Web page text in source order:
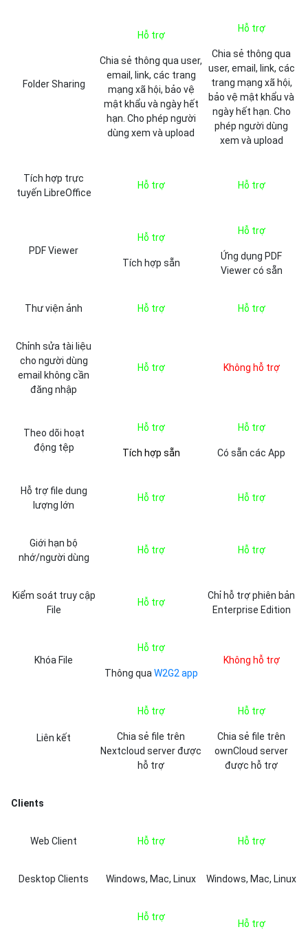
Folder Sharing
Hỗ trợ
Chia sẻ thông qua user,
email, link, các trang
mạng xã hội, bảo vệ
mật khẩu và ngày hết
hạn. Cho phép người
dùng xem và upload
Hỗ trợ
Chia sẻ thông qua
user, email, link, các
trang mạng xã hội,
bảo vệ mật khẩu và
ngày hết hạn. Cho
phép người dùng
xem và upload
Tích hợp trực
tuyến LibreOffice
Hỗ trợ Hỗ trợ
PDF Viewer
Hỗ trợ
Tích hợp sẵn
Hỗ trợ
Ứng dụng PDF
Viewer có sẵn
Thư viện ảnh Hỗ trợ Hỗ trợ
Chỉnh sửa tài liệu
cho người dùng
email không cần
đăng nhập
Hỗ trợ Không hỗ trợ
Theo dõi hoạt
động tệp
Hỗ trợ
Tích hợp sẵn
Hỗ trợ
Có sẵn các App
Hỗ trợ file dung
lượng lớn
Hỗ trợ Hỗ trợ
Giới hạn bộ
nhớ/người dùng
Hỗ trợ Hỗ trợ
Kiểm soát truy cập
File
Hỗ trợ
Chỉ hỗ trợ phiên bản
Enterprise Edition
Khóa File
Hỗ trợ
Thông quaW2G2 app
Không hỗ trợ
Liên kết
Hỗ trợ
Chia sẻ file trên
Nextcloud server được
hỗ trợ
Hỗ trợ
Chia sẻ file trên
ownCloud server
được hỗ trợ
Clients
Web Client Hỗ trợ Hỗ trợ
Desktop Clients Windows, Mac, Linux Windows, Mac, Linux
Hỗ trợ
Hỗ trợ